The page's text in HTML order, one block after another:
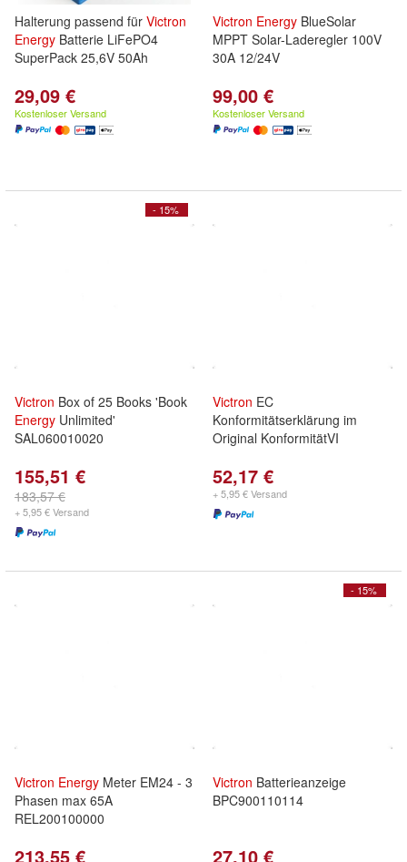
Halterung passend für Victron
Energy Batterie LiFePO4
SuperPack 25,6V 50Ah
29,09 €
Kostenloser Versand
Victron Energy BlueSolar
MPPT Solar-Laderegler 100V
30A 12/24V
99,00 €
Kostenloser Versand
- 15%
Victron Box of 25 Books 'Book
Energy Unlimited'
SAL060010020
155,51 €
183,57 €
+ 5,95 € Versand
Victron EC
Konformitätserklärung im
Original KonformitätVI
52,17 €
+ 5,95 € Versand
Victron Energy Meter EM24 - 3
Phasen max 65A
REL200100000
213,55 €
- 15%
Victron Batterieanzeige
BPC900110114
27,10 €